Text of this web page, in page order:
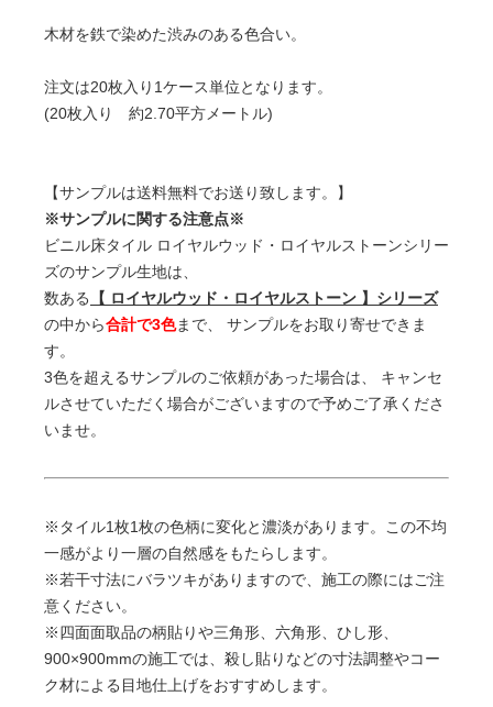
木材を鉄で染めた渋みのある色合い。
注文は20枚入り1ケース単位となります。
(20枚入り 約2.70平方メートル)
【サンプルは送料無料でお送り致します。】
※サンプルに関する注意点※
ビニル床タイル ロイヤルウッド・ロイヤルストーンシリー
ズのサンプル生地は、
数ある
【 ロイヤルウッド・ロイヤルストーン 】シリーズ
の中から合計で3色まで、 サンプルをお取り寄せできま
す。
3色を超えるサンプルのご依頼があった場合は、 キャンセ
ルさせていただく場合がございますので予めご了承くださ
いませ。
※タイル1枚1枚の色柄に変化と濃淡があります。この不均
一感がより一層の自然感をもたらします。
※若干寸法にバラツキがありますので、施工の際にはご注
意ください。
※四面面取品の柄貼りや三角形、六角形、ひし形、
900×900mmの施工では、殺し貼りなどの寸法調整やコー
ク材による目地仕上げをおすすめします。